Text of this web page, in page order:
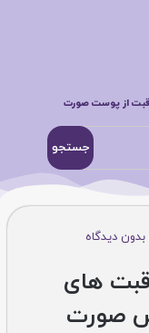
از پوست صورت
جستجو
بدون دیدگاه
های
صورت